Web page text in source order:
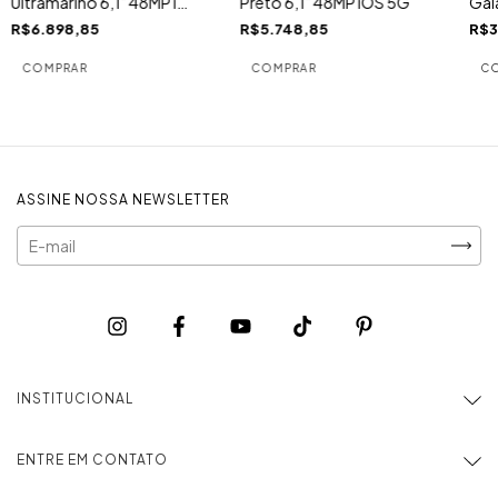
5G
R$6.898,85 R$5.748,85
ASSINE NOSSA NEWSLETTER
INSTITUCIONAL
ENTRE EM CONTATO